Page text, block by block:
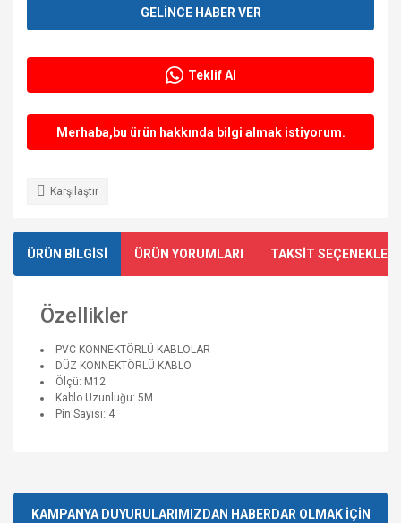
GELİNCE HABER VER
Teklif Al
Merhaba,bu ürün hakkında bilgi almak istiyorum.
Karşılaştır
ÜRÜN BİLGİSİ ÜRÜN YORUMLARI TAKSİT SEÇENEKLERİ
Özellikler
PVC KONNEKTÖRLÜ KABLOLAR
DÜZ KONNEKTÖRLÜ KABLO
Ölçü: M12
Kablo Uzunluğu: 5M
Pin Sayısı: 4
kullanarak tarafımıza iletebilirsiniz.
Görüş ve önerileriniz için teşekkür ederiz.
ve kargolama da iyiydi.
Teşekkürler.
KAMPANYA DUYURULARIMIZDAN HABERDAR OLMAK İÇİN